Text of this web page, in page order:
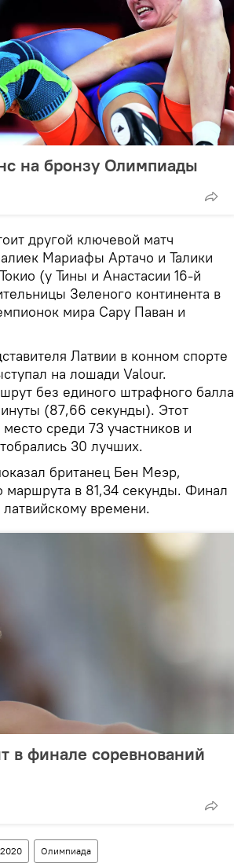
на бронзу Олимпиады
другой ключевой матч
Мариафы Артачо и Талики
(у Тины и Анастасии 16-й
Зеленого континента в
мира Сару Паван и
Латвии в конном спорте
на лошади Valour.
без единого штрафного балла
(87,66 секунды). Этот
среди 73 участников и
30 лучших.
британец Бен Меэр,
в 81,34 секунды. Финал
времени.
в финале соревнований
Олимпиада